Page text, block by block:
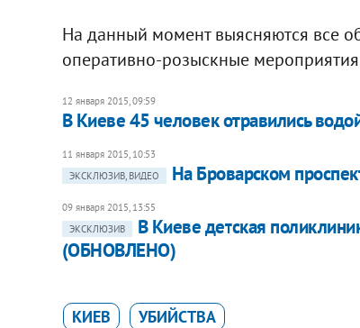
На данный момент выясняются все
оперативно-розыскные
12 января 2015, 09:59
В Киеве 45 человек отравились
11 января 2015, 10:53
ЭКСКЛЮЗИВ, ВИДЕО
На Броварском
09 января 2015, 13:55
ЭКСКЛЮЗИВ
В Киеве детская
(ОБНОВЛЕНО)
КИЕВ УБИЙСТВА